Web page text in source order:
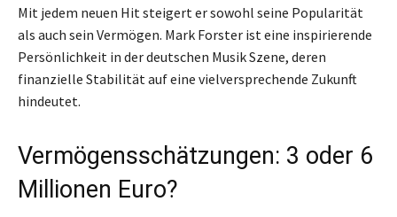
Mit jedem neuen Hit steigert er sowohl seine Popularität
als auch sein Vermögen. Mark Forster ist eine inspirierende
Persönlichkeit in der deutschen Musik Szene, deren
finanzielle Stabilität auf eine vielversprechende Zukunft
hindeutet.
Vermögensschätzungen: 3 oder 6
Millionen Euro?